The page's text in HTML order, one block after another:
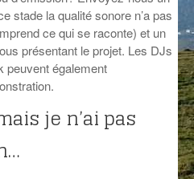
BOIS
stade la qualité sonore n’a pas
ce qui se raconte) et un
présentant le projet. Les DJs
peuvent également
je n’ai pas